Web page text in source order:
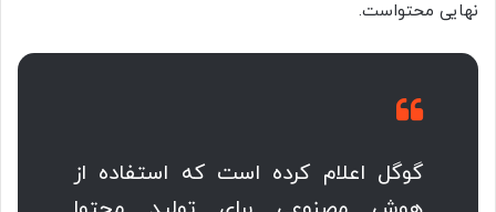
نهایی محتواست.
گوگل اعلام کرده است که استفاده از